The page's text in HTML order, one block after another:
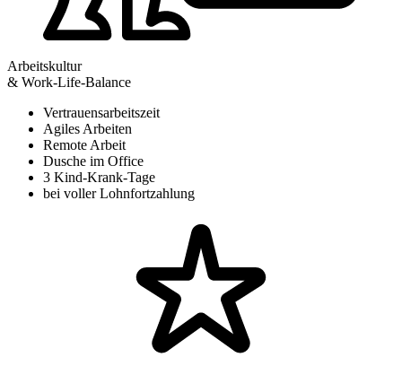
Arbeitskultur
& Work-Life-Balance
Vertrauensarbeitszeit
Agiles Arbeiten
Remote Arbeit
Dusche im Office
3 Kind-Krank-Tage
bei voller Lohnfortzahlung